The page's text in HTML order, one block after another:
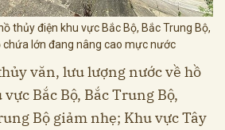
thủy điện khu vực Bắc Bộ, Bắc Trung Bộ,
chứa lớn đang nâng cao mực nước
văn, lưu lượng nước về hồ
Bắc Bộ, Bắc Trung Bộ,
Bộ giảm nhẹ; Khu vực Tây